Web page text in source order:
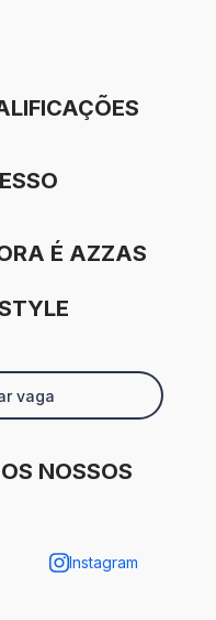
É AZZAS
vaga
NOSSOS
Instagram